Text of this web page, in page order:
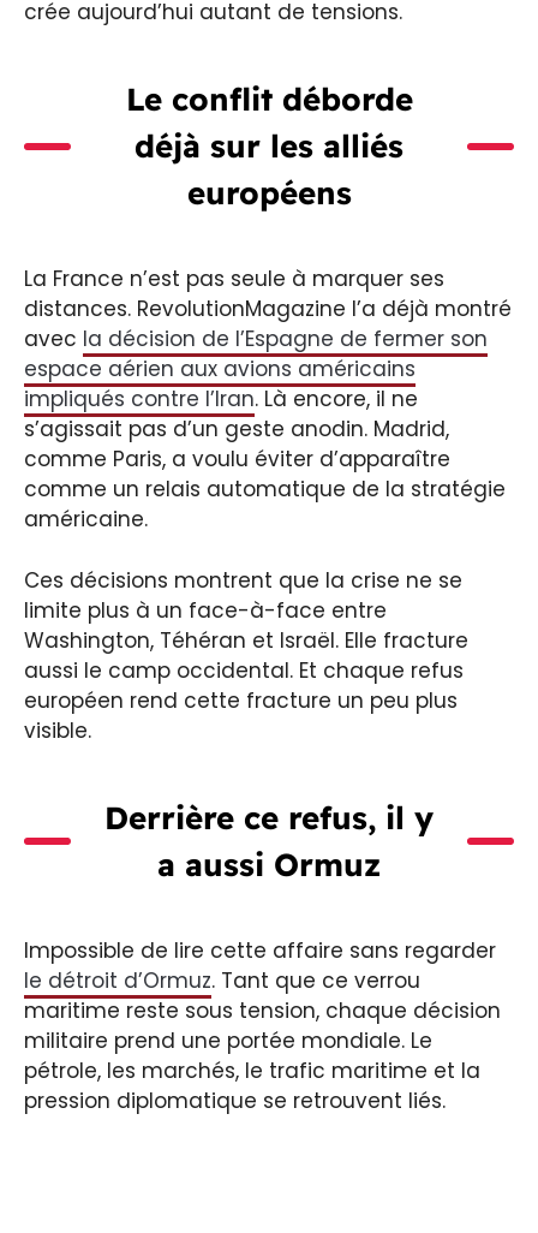
crée aujourd’hui autant de tensions.
Le conflit déborde
déjà sur les alliés
européens
La France n’est pas seule à marquer ses
distances. RevolutionMagazine l’a déjà montré
avec la décision de l’Espagne de fermer son
espace aérien aux avions américains
impliqués contre l’Iran. Là encore, il ne
s’agissait pas d’un geste anodin. Madrid,
comme Paris, a voulu éviter d’apparaître
comme un relais automatique de la stratégie
américaine.
Ces décisions montrent que la crise ne se
limite plus à un face-à-face entre
Washington, Téhéran et Israël. Elle fracture
aussi le camp occidental. Et chaque refus
européen rend cette fracture un peu plus
visible.
Derrière ce refus, il y
a aussi Ormuz
Impossible de lire cette affaire sans regarder
le détroit d’Ormuz. Tant que ce verrou
maritime reste sous tension, chaque décision
militaire prend une portée mondiale. Le
pétrole, les marchés, le trafic maritime et la
pression diplomatique se retrouvent liés.